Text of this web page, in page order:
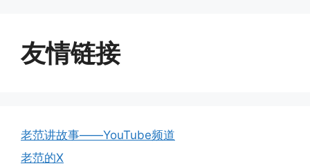
友情链接
老范讲故事——YouTube频道
老范的X